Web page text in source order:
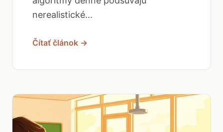
nerealistické...
Čítať článok →